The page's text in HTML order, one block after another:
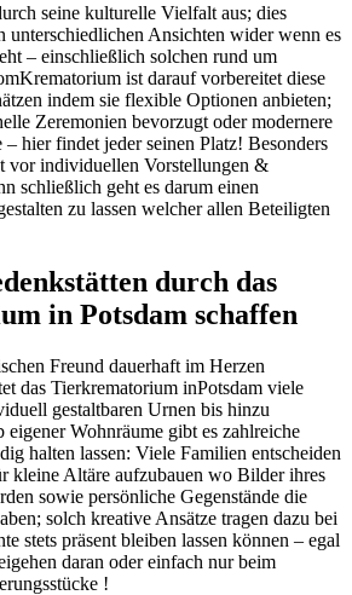
seine kulturelle Vielfalt aus; dies
unterschiedlichen Ansichten wider wenn es
– einschließlich solchen rund um
ist darauf vorbereitet diese
indem sie flexible Optionen anbieten;
Zeremonien bevorzugt oder modernere
hier findet jeder seinen Platz! Besonders
vor individuellen Vorstellungen &
schließlich geht es darum einen
zu lassen welcher allen Beteiligten
durch das
in Potsdam schaffen
Freund dauerhaft im Herzen
das Tierkrematorium inPotsdam viele
gestaltbaren Urnen bis hinzu
eigener Wohnräume gibt es zahlreiche
halten lassen: Viele Familien entscheiden
kleine Altäre aufzubauen wo Bilder ihres
sowie persönliche Gegenstände die
solch kreative Ansätze tragen dazu bei
stets präsent bleiben lassen können – egal
daran oder einfach nur beim
!